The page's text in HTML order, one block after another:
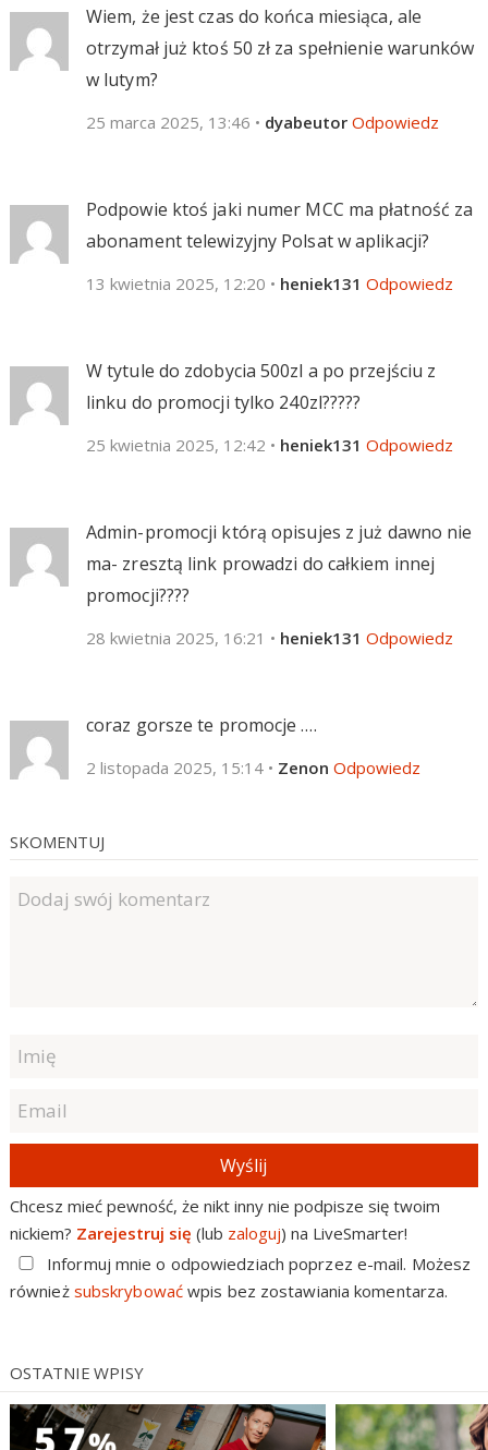
Wiem, że jest czas do końca miesiąca, ale
otrzymał już ktoś 50 zł za spełnienie warunków
w lutym?
25 marca 2025, 13:46 • dyabeutor Odpowiedz
Podpowie ktoś jaki numer MCC ma płatność za
abonament telewizyjny Polsat w aplikacji?
13 kwietnia 2025, 12:20 • heniek131 Odpowiedz
W tytule do zdobycia 500zl a po przejściu z
linku do promocji tylko 240zl?????
25 kwietnia 2025, 12:42 • heniek131 Odpowiedz
Admin-promocji którą opisujes z już dawno nie
ma- zresztą link prowadzi do całkiem innej
promocji????
28 kwietnia 2025, 16:21 • heniek131 Odpowiedz
coraz gorsze te promocje ….
2 listopada 2025, 15:14 • Zenon Odpowiedz
SKOMENTUJ
Wyślij
Chcesz mieć pewność, że nikt inny nie podpisze się twoim
nickiem? Zarejestruj się (lub zaloguj) na LiveSmarter!
Informuj mnie o odpowiedziach poprzez e-mail. Możesz
również subskrybowaćwpis bez zostawiania komentarza.
OSTATNIE WPISY